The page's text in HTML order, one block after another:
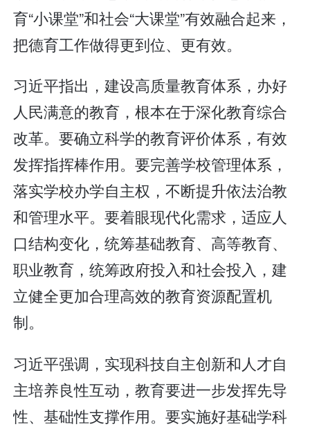
育“小课堂”和社会“大课堂”有效融合起来，
把德育工作做得更到位、更有效。
习近平指出，建设高质量教育体系，办好
人民满意的教育，根本在于深化教育综合
改革。要确立科学的教育评价体系，有效
发挥指挥棒作用。要完善学校管理体系，
落实学校办学自主权，不断提升依法治教
和管理水平。要着眼现代化需求，适应人
口结构变化，统筹基础教育、高等教育、
职业教育，统筹政府投入和社会投入，建
立健全更加合理高效的教育资源配置机
制。
习近平强调，实现科技自主创新和人才自
主培养良性互动，教育要进一步发挥先导
性、基础性支撑作用。要实施好基础学科